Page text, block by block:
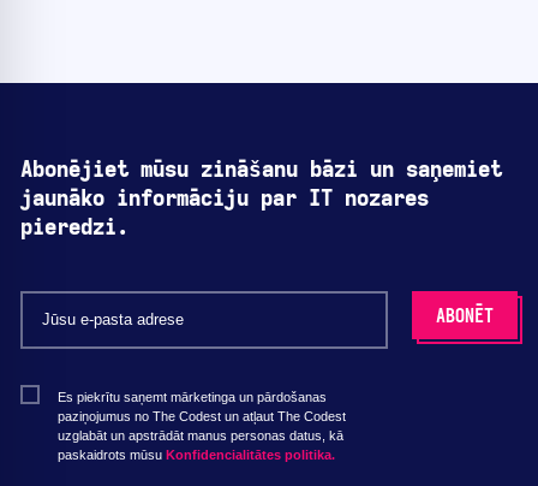
Abonējiet mūsu zināšanu bāzi un saņemiet
jaunāko informāciju par IT nozares
pieredzi.
Es piekrītu saņemt mārketinga un pārdošanas
paziņojumus no The Codest un atļaut The Codest
uzglabāt un apstrādāt manus personas datus, kā
paskaidrots mūsu Konfidencialitātes politika.